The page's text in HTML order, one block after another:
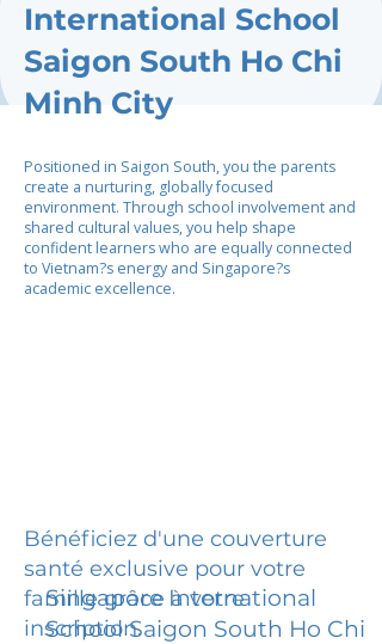
International School
Saigon South Ho Chi
Minh City
Positioned in Saigon South, you the parents
create a nurturing, globally focused
environment. Through school involvement and
shared cultural values, you help shape
confident learners who are equally connected
to Vietnam?s energy and Singapore?s
academic excellence.
Bénéficiez d'une couverture
santé exclusive pour votre
famille grâce à votre
inscription.
Singapore International
School Saigon South Ho Chi